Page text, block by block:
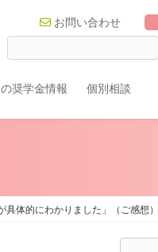
お問い合わせ
奨学金情報 個別相談
体的にわかりました」（ご感想）